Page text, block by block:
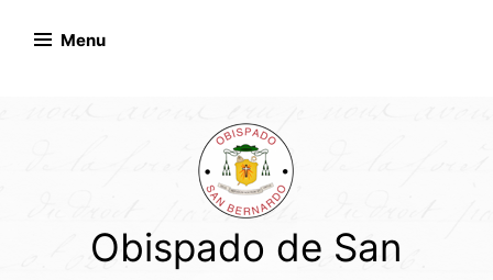
Menu
Obispado de San